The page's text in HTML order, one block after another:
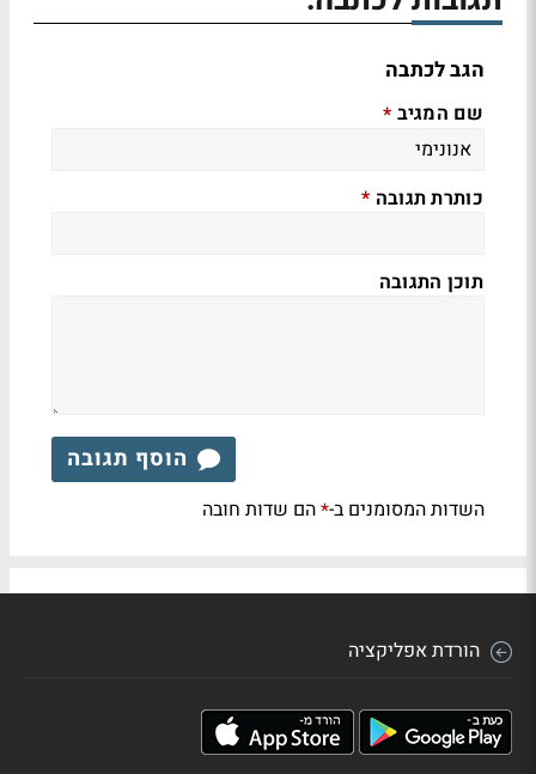
הגב לכתבה
שם המגיב *
כותרת תגובה *
תוכן התגובה
הוסף תגובה
השדות המסומנים ב-*הם שדות חובה
הורדת אפליקציה